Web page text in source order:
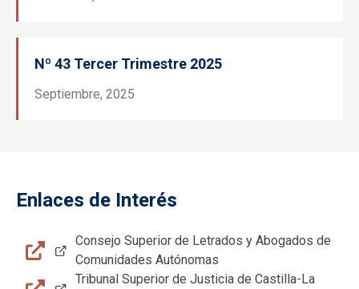
Nº 43 Tercer Trimestre 2025
Septiembre, 2025
Enlaces de Interés
Consejo Superior de Letrados y Abogados de
Comunidades Autónomas
Tribunal Superior de Justicia de Castilla-La